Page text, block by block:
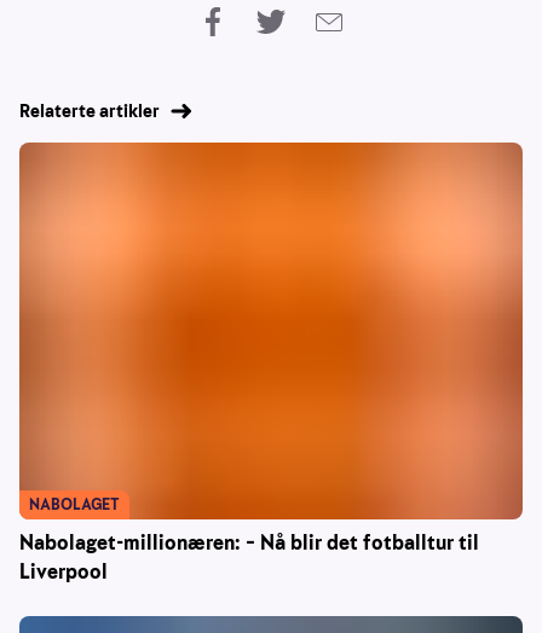
Relaterte artikler
Nabolaget-millionæren: – Nå blir det fotballtur til
Liverpool
NABOLAGET